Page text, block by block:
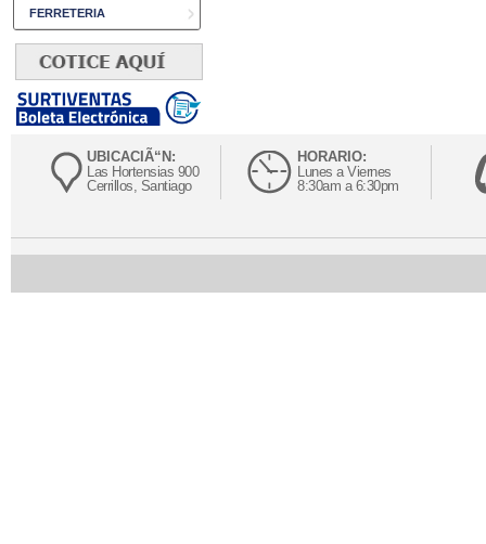
FERRETERIA
UBICACIÃ“N:
Las Hortensias 900
Cerrillos, Santiago
HORARIO:
Lunes a Viernes
8:30am a 6:30pm